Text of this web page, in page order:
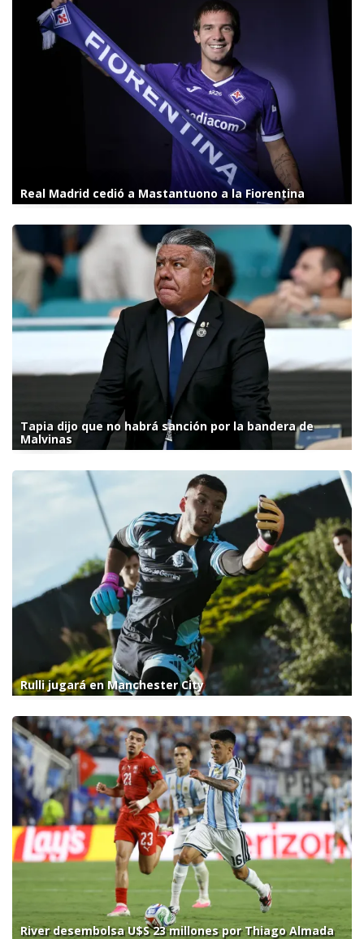
Real Madrid cedió a Mastantuono a la Fiorentina
Tapia dijo que no habrá sanción por la bandera de
Malvinas
Rulli jugará en Manchester City
River desembolsa U$S 23 millones por Thiago Almada